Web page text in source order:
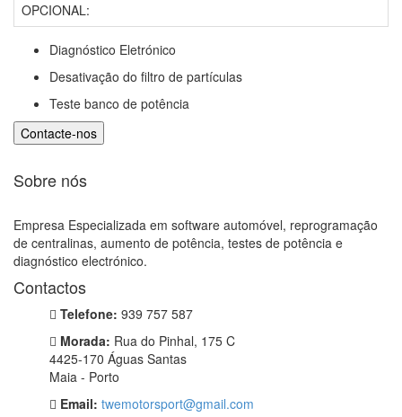
OPCIONAL:
Diagnóstico Eletrónico
Desativação do filtro de partículas
Teste banco de potência
Sobre nós
Empresa Especializada em software automóvel, reprogramação
de centralinas, aumento de potência, testes de potência e
diagnóstico electrónico.
Contactos
Telefone: 939 757 587
Morada: Rua do Pinhal, 175 C
4425-170 Águas Santas
Maia - Porto
Email: twemotorsport@gmail.com